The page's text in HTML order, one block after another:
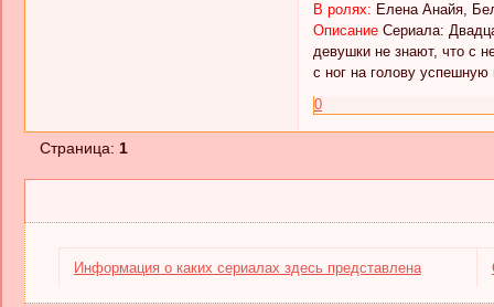
В ролях: Елена Анайя,
Описание Сериала:
девушки не знают, что с
с ног на голову успешную
0
Страница: 1
Информация о каких сериалах здесь представлена